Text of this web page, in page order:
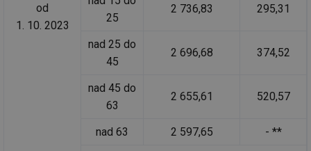
od
1. 10. 2023
25
2 736,83 295,31
nad 25 do
45
2 696,68 374,52
nad 45 do
63
2 655,61 520,57
nad 63 2 597,65
- **